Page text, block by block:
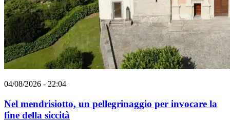
04/08/2026 - 22:04
Nel mendrisiotto, un pellegrinaggio per invocare la
fine della siccità